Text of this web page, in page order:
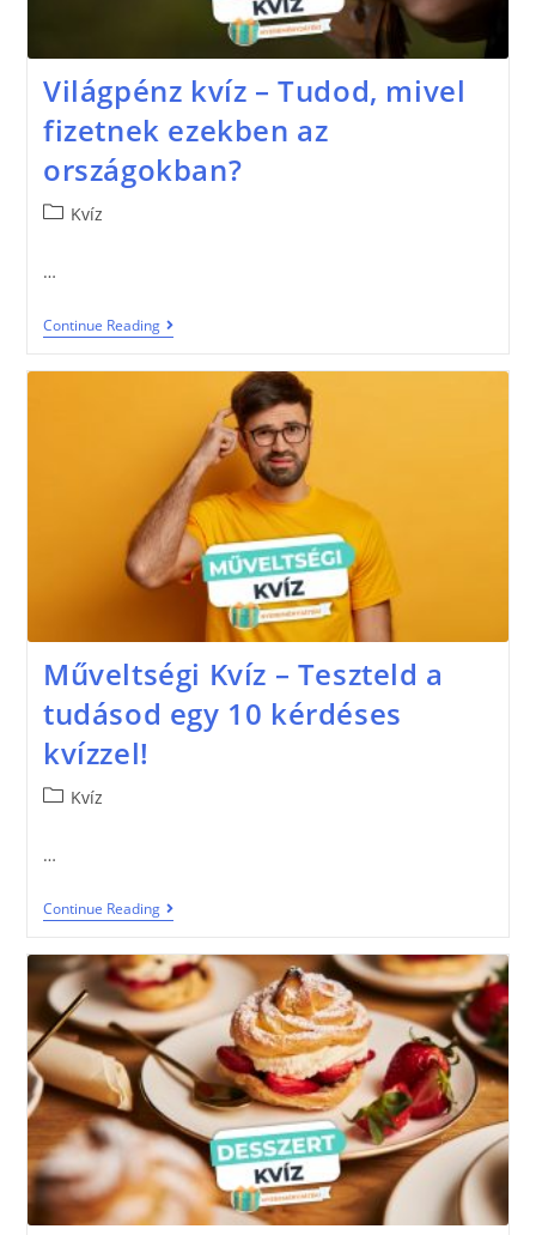
Világpénz kvíz – Tudod, mivel
fizetnek ezekben az
országokban?
Kvíz
…
Continue Reading
Műveltségi Kvíz – Teszteld a
tudásod egy 10 kérdéses
kvízzel!
Kvíz
…
Continue Reading